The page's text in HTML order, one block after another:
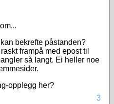
bekrefte påstanden?
frampå med epost til
så langt. Ei heller noe
opplegg her?
3